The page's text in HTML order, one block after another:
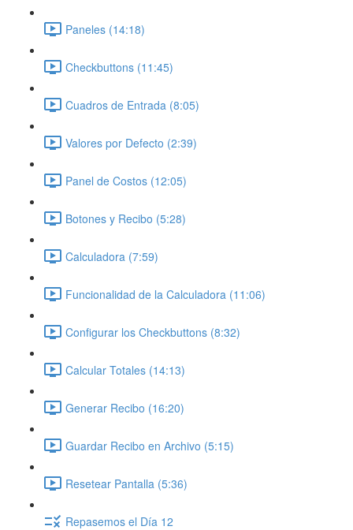
Paneles (14:18)
Checkbuttons (11:45)
Cuadros de Entrada (8:05)
Valores por Defecto (2:39)
Panel de Costos (12:05)
Botones y Recibo (5:28)
Calculadora (7:59)
Funcionalidad de la Calculadora (11:06)
Configurar los Checkbuttons (8:32)
Calcular Totales (14:13)
Generar Recibo (16:20)
Guardar Recibo en Archivo (5:15)
Resetear Pantalla (5:36)
Repasemos el Día 12